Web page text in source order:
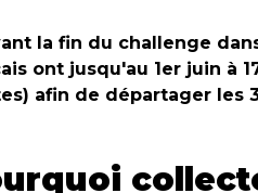
la fin du challenge
ont jusqu'au 1er juin à
afin de départager les